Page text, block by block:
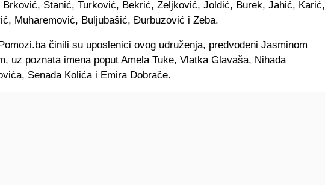
Brković, Stanić, Turković, Bekrić, Zeljković, Joldić, Burek, Jahić, Karić,
Muharemović, Buljubašić, Đurbuzović i Zeba.
činili su uposlenici ovog udruženja, predvođeni Jasminom
uz poznata imena poput Amela Tuke, Vlatka Glavaša, Nihada
Senada Kolića i Emira Dobrače.